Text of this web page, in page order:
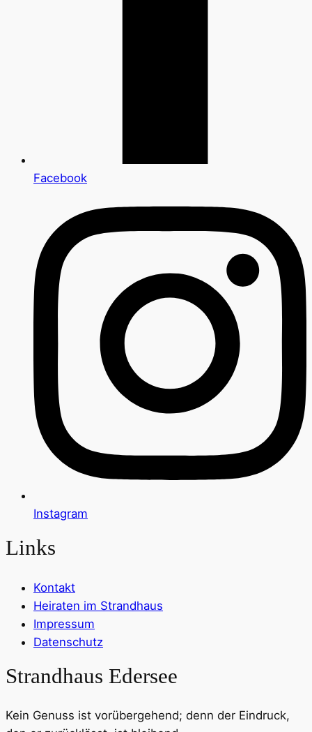
Facebook
Instagram
Links
Kontakt
Heiraten im Strandhaus
Impressum
Datenschutz
Strandhaus Edersee
Kein Genuss ist vorübergehend; denn der Eindruck,